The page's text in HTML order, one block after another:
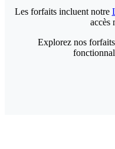
Les forfaits incluent notre
accès
Explorez nos forfaits